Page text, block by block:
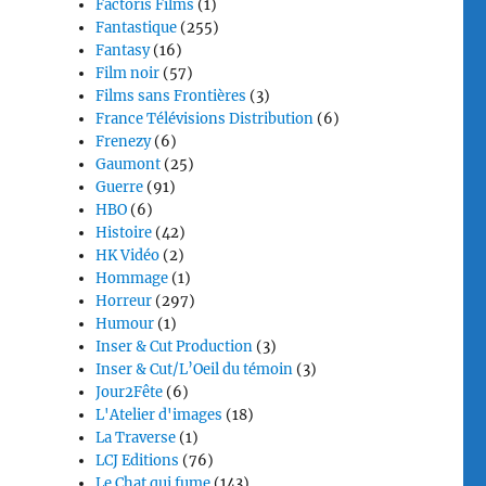
Factoris Films (1)
Fantastique (255)
Fantasy(16)
Film noir (57)
Films sans Frontières (3)
France Télévisions Distribution (6)
Frenezy(6)
Gaumont (25)
Guerre (91)
HBO (6)
Histoire (42)
HK Vidéo (2)
Hommage (1)
Horreur (297)
Humour (1)
Inser & Cut Production (3)
Inser & Cut/L’Oeil du témoin (3)
Jour2Fête (6)
L'Atelier d'images (18)
La Traverse (1)
LCJ Editions (76)